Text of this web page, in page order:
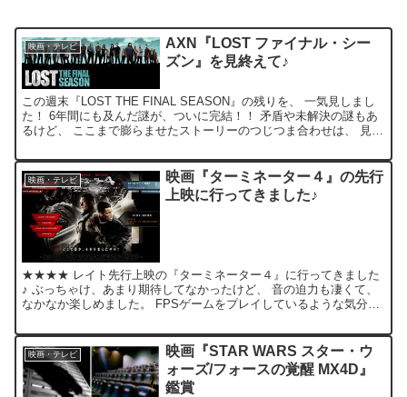
映画・テレビ
AXN『LOST ファイナル・シー
ズン』を見終えて♪
この週末『LOST THE FINAL SEASON』の残りを、 一気見しまし
た！ 6年間にも及んだ謎が、ついに完結！！ 矛盾や未解決の謎もあ
るけど、 ここまで膨らませたストーリーのつじつま合わせは、 見事
映画・テレビ
映画『ターミネーター４』の先行
上映に行ってきました♪
★★★★ レイト先行上映の『ターミネーター４』に行ってきました
♪ ぶっちゃけ、あまり期待してなかったけど、 音の迫力も凄くて、
なかなか楽しめました。 FPSゲームをプレイしているような気分！
映画・テレビ
映画『STAR WARS スター・ウ
ォーズ/フォースの覚醒 MX4D』
鑑賞